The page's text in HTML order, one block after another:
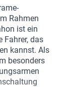
Rahmen
ist ein
Fahrer, das
kannst. Als
besonders